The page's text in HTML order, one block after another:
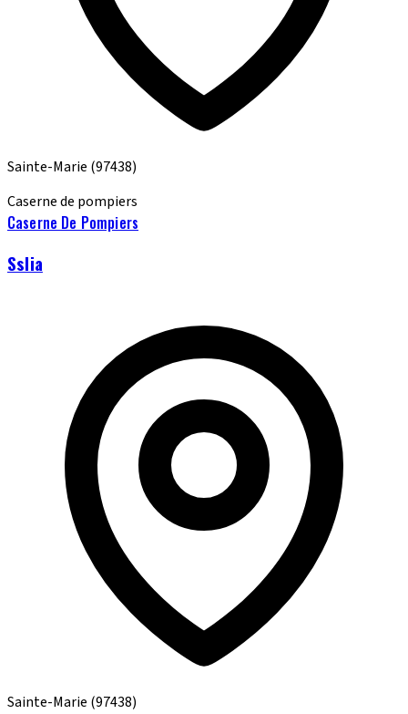
Sainte-Marie (97438)
Caserne de pompiers
Caserne De Pompiers
Sslia
Sainte-Marie (97438)